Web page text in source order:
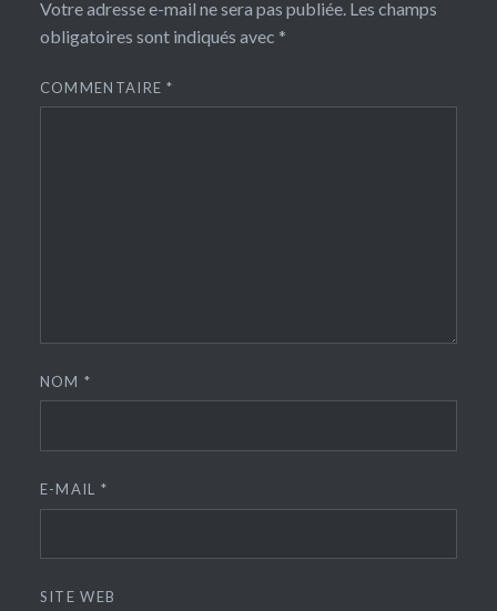
Votre adresse e-mail ne sera pas publiée. Les champs
obligatoires sont indiqués avec *
COMMENTAIRE*
NOM*
E-MAIL *
SITE WEB